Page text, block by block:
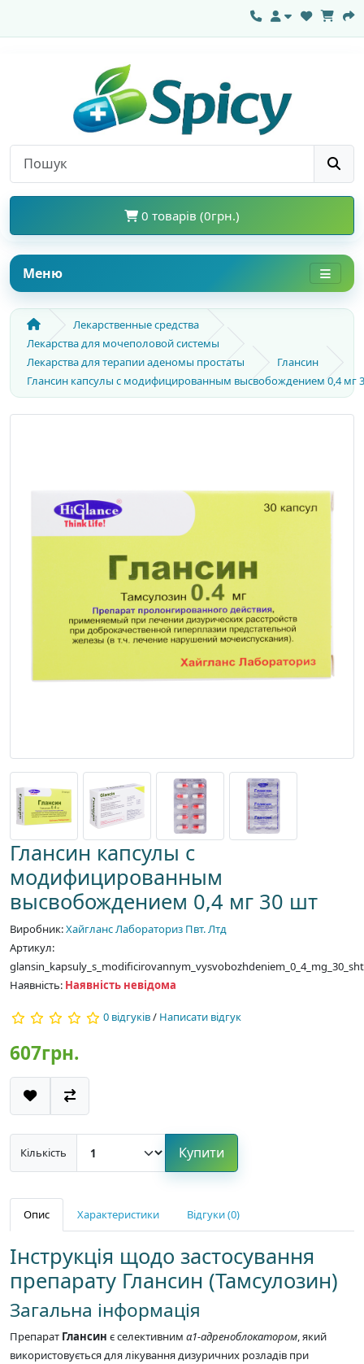
0 товарів (0грн.)
Меню
Лекарственные средства
Лекарства для мочеполовой системы
Лекарства для терапии аденомы простаты
Глансин
Глансин капсулы с модифицированным высвобождением 0,4 мг
Глансин капсулы с
модифицированным
высвобождением 0,4 мг 30 шт
Виробник:Хайгланс Лабораториз Пвт. Лтд
Артикул:
glansin_kapsuly_s_modificirovannym_vysvobozhdeniem_0_4_mg_30_sht
Наявність: Наявність невідома
0 відгуків/ Написати відгук
607грн.
Кількість Купити
Опис Характеристики Відгуки (0)
Інструкція щодо застосування
препарату Глансин (Тамсулозин)
Загальна інформація
Препарат Глансин є селективним α1-адреноблокатором, який
використовується для лікування дизуричних розладів при